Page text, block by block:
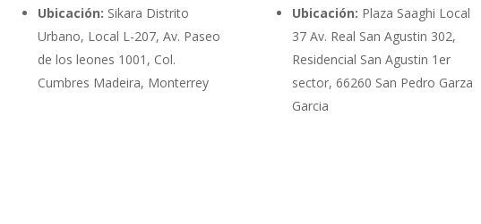
Ubicación: Sikara Distrito
Urbano, Local L-207, Av. Paseo
de los leones 1001, Col.
Cumbres Madeira, Monterrey
Ubicación: Plaza Saaghi Local
37 Av. Real San Agustin 302,
Residencial San Agustin 1er
sector, 66260 San Pedro Garza
Garcia